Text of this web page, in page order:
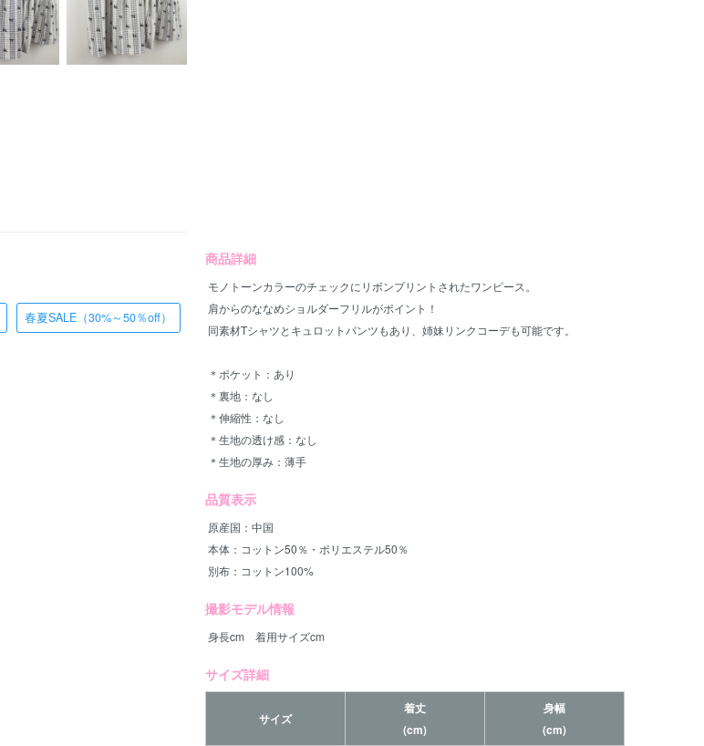
商品詳細
モノトーンカラーのチェックにリボンプリントされたワンピース。
肩からのななめショルダーフリルがポイント！
同素材Tシャツとキュロットパンツもあり、姉妹リンクコーデも可能です。
＊ポケット：あり
＊裏地：なし
＊伸縮性：なし
＊生地の透け感：なし
＊生地の厚み：薄手
品質表示
原産国：中国
本体：コットン50％・ポリエステル50％
別布：コットン100%
撮影モデル情報
身長cm 着用サイズcm
サイズ詳細
サイズ
着丈
(cm)
身幅
(cm)
春夏SALE（30%～50％off）